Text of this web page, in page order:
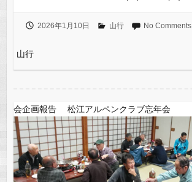
2026年1月10日 山行 No Comments
山行
会企画報告 松江アルペンクラブ忘年会